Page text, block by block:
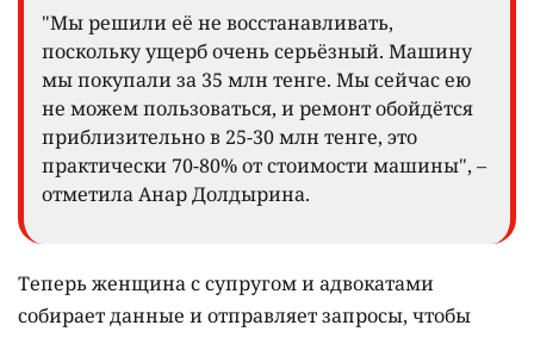
"Мы решили её не восстанавливать,
поскольку ущерб очень серьёзный. Машину
мы покупали за 35 млн тенге. Мы сейчас ею
не можем пользоваться, и ремонт обойдётся
приблизительно в 25-30 млн тенге, это
практически 70-80% от стоимости машины", –
отметила Анар Долдырина.
Теперь женщина с супругом и адвокатами
собирает данные и отправляет запросы, чтобы